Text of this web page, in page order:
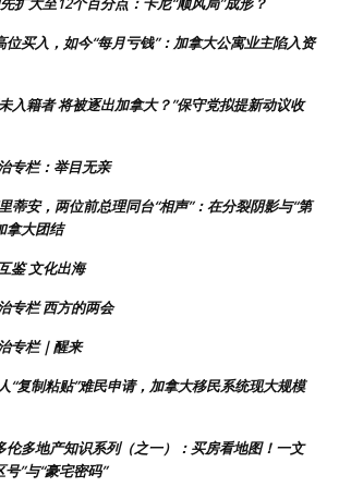
位买入，如今“每月亏钱”：加拿大公寓业主陷入资
入籍者 将被逐出加拿大？”保守党拟提新动议收
专栏：举目无亲
蒂安，两位前总理同台“相声”：在分裂阴影与“第
拿大团结
鉴 文化出海
专栏 西方的两会
专栏｜醒来
“复制粘贴”难民申请，加拿大移民系统现大规模
伦多地产知识系列（之一）：买房看地图！一文
”与“豪宅密码”